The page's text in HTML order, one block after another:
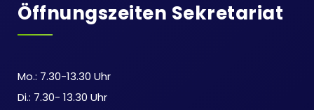
Öffnungszeiten Sekretariat
Mo.: 7.30-13.30 Uhr
Di.: 7.30- 13.30 Uhr